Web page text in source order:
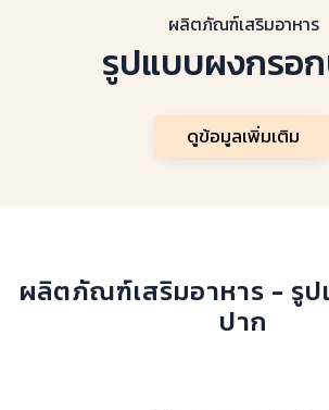
ผลิตภัณฑ์เสริมอาหาร
รูปแบบผงกรอ
ดูข้อมูลเพิ่มเติม
ผลิตภัณฑ์เสริมอาหาร - รู
ปาก